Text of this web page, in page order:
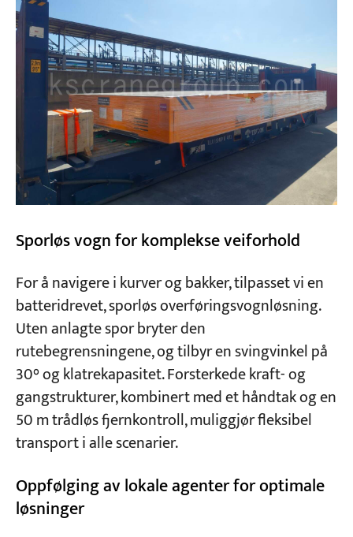
Sporløs vogn for komplekse veiforhold
For å navigere i kurver og bakker, tilpasset vi en
batteridrevet, sporløs overføringsvognløsning.
Uten anlagte spor bryter den
rutebegrensningene, og tilbyr en svingvinkel på
30° og klatrekapasitet. Forsterkede kraft- og
gangstrukturer, kombinert med et håndtak og en
50 m trådløs fjernkontroll, muliggjør fleksibel
transport i alle scenarier.
Oppfølging av lokale agenter for optimale
løsninger